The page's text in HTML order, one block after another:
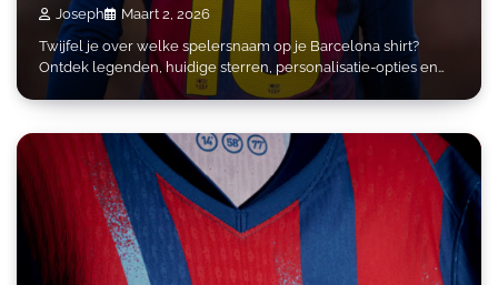
Joseph
Maart 2, 2026
Twijfel je over welke spelersnaam op je Barcelona shirt?
Ontdek legenden, huidige sterren, personalisatie-opties en…